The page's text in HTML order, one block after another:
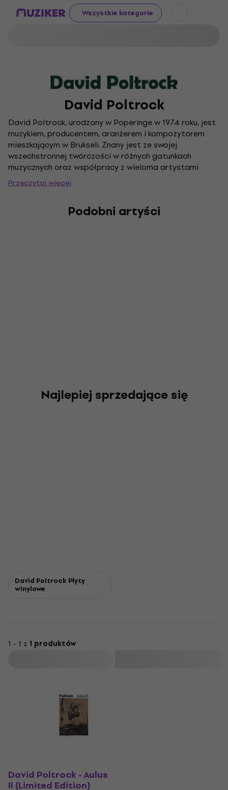
Wszystkie kategorie
David Poltrock
David Poltrock, urodzony w Poperinge w 1974 roku, jest
muzykiem, producentem, aranżerem i kompozytorem
mieszkającym w Brukseli. Znany jest ze swojej
wszechstronnej twórczości w różnych gatunkach
muzycznych oraz współpracy z wieloma artystami
belgijskiej sceny muzycznej.
Przeczytaj więcej
Podobni artyści
Najlepiej sprzedające się
David Poltrock Płyty
winylowe
1 - 1 z 1 produktów
David Poltrock - Aulus
II (Limited Edition)